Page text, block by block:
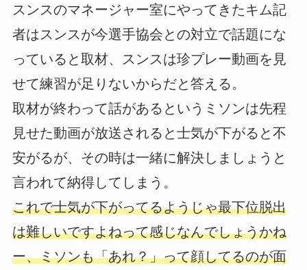
スンスのマネージャー室にやってきたキム記
者はスンスが今選手協会との対立で話題にな
っていると取材、スンスは珍プレー動画を見
せて練習が足りないからだと答える。
取材が終わって話があるというミソンは先程
見せた動画が放送されると士気が下がると不
安がるが、その時は一緒に解決しましょうと
言われて納得してしまう。
これで士気が下がってるようじゃ最下位脱出
は難しいですよねって感じなんでしょうかね
ー、ミソンも「あれ？」って顔してるのが面